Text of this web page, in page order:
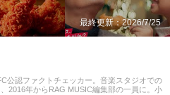
最終更新：2026/7/25
公認ファクトチェッカー。音楽スタジオでの
2016年からRAG MUSIC編集部の一員に。小